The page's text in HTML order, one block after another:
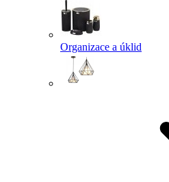
Organizace a úklid